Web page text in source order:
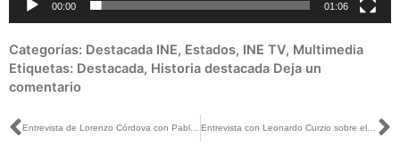
00:00 01:06
Categorías: Destacada INE, Estados, INE TV, Multimedia
Etiquetas: Destacada, Historia destacada Deja un
comentario
Ant Entrevista con Leonardo Curzio sobre el contexto postelectoral